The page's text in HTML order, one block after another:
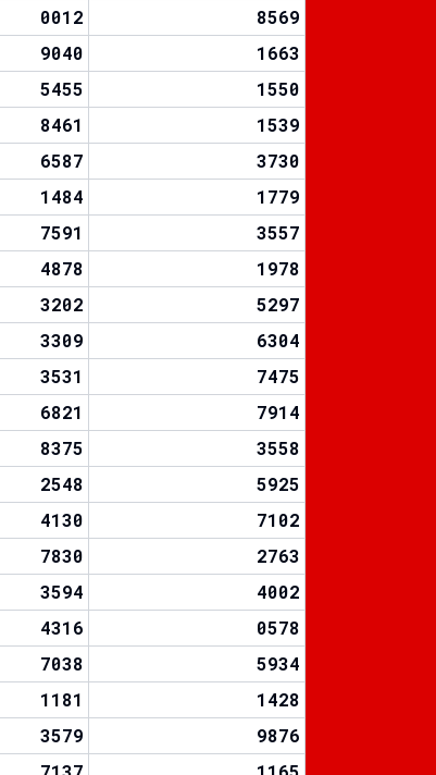
0012
8569
9040
1663
5455
1550
8461
1539
6587
3730
1484
1779
7591
3557
4878
1978
3202
5297
3309
6304
3531
7475
6821
7914
8375
3558
2548
5925
4130
7102
7830
2763
3594
4002
4316
0578
7038
5934
1181
1428
3579
9876